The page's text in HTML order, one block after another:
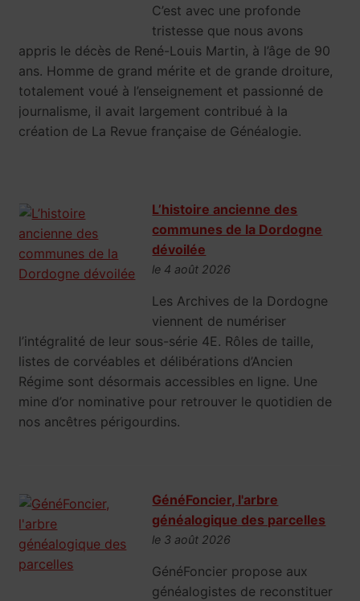
C’est avec une profonde
tristesse que nous avons
appris le décès de René-Louis Martin, à l’âge de 90
ans. Homme de grand mérite et de grande droiture,
totalement voué à l’enseignement et passionné de
journalisme, il avait largement contribué à la
création de La Revue française de Généalogie.
L’histoire ancienne des
communes de la Dordogne
dévoilée
le 4 août 2026
Les Archives de la Dordogne
viennent de numériser
l’intégralité de leur sous-série 4E. Rôles de taille,
listes de corvéables et délibérations d’Ancien
Régime sont désormais accessibles en ligne. Une
mine d’or nominative pour retrouver le quotidien de
nos ancêtres périgourdins.
GénéFoncier, l'arbre
généalogique des parcelles
le 3 août 2026
GénéFoncier propose aux
généalogistes de reconstituer